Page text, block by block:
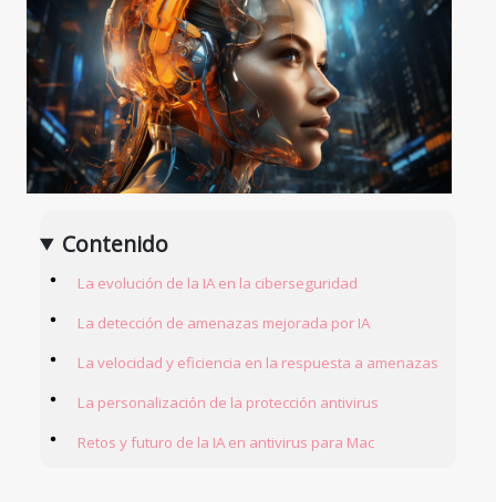
Contenido
La evolución de la IA en la ciberseguridad
La detección de amenazas mejorada por IA
La velocidad y eficiencia en la respuesta a amenazas
La personalización de la protección antivirus
Retos y futuro de la IA en antivirus para Mac